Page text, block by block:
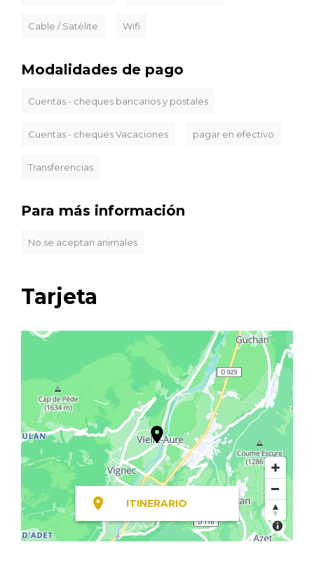
Cable / Satélite Wifi
Modalidades de pago
Cuentas - cheques bancarios y postales
Cuentas - cheques Vacaciones pagar en efectivo
Transferencias
Para más información
No se aceptan animales
Tarjeta
ITINERARIO